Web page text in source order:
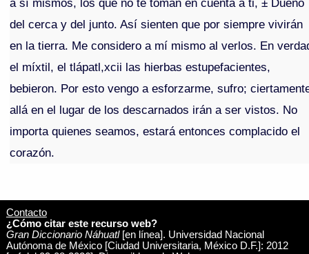
a sí mismos, los que no te toman en cuenta a ti, ± Dueño
del cerca y del junto. Así sienten que por siempre vivirán
en la tierra. Me considero a mí mismo al verlos. En
el míxtil, el tlápatl,xcii las hierbas estupefacientes,
bebieron. Por esto vengo a esforzarme, sufro;
allá en el lugar de los descarnados irán a ser vistos. No
importa quienes seamos, estará entonces complacido el
corazón.
Contacto
¿Cómo citar este recurso web?
Gran Diccionario Náhuatl[en línea]. Universidad Nacional
Autónoma de México [Ciudad Universitaria, México D.F.]: 2012